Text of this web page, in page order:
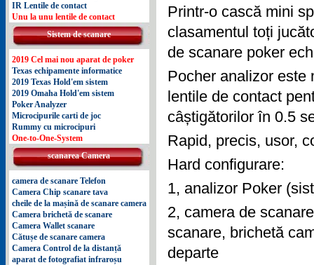
IR Lentile de contact
Unu la unu lentile de contact
Sistem de scanare
2019 Cel mai nou aparat de poker
Texas echipamente informatice
2019 Texas Hold'em sistem
2019 Omaha Hold'em sistem
Poker Analyzer
Microcipurile carti de joc
Rummy cu microcipuri
One-to-One-System
scanarea Camera
camera de scanare Telefon
Camera Chip scanare tava
cheile de la mașină de scanare camera
Camera brichetă de scanare
Camera Wallet scanare
Cătușe de scanare camera
Camera Control de la distanță
aparat de fotografiat infraroșu
Printr-o cască mini
clasamentul toți
de scanare poker
Pocher analizor este
lentile de contact
câștigătorilor în 0.5
Rapid, precis, usor,
Hard configurare:
1, analizor Poker
2, camera de
scanare, brichetă
departe